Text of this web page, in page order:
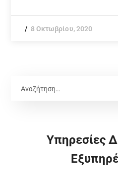
8 Οκτωβρίου, 2020
Υπηρεσίες